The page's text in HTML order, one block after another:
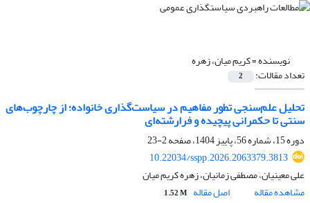
نویسنده =کریم میان، زهره
تعداد مقالات: 2
تحلیل علم‌سنجی تطور مفاهیم در سیاست‌گذاری خانواده؛ از چارچوب‌های
سنتی تا حکمرانی پیچیده و فرارشته‌ای
دوره 15، شماره 56، پاییز 1404، صفحه
2-23
10.22034/sspp.2026.2063379.3813
علی معینیان، مصطفی زمانیان، زهره کریم میان
مشاهده مقاله
اصل مقاله 1.52 M